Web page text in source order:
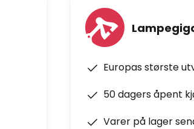
Europas største
50 dagers åpent
Varer på lager